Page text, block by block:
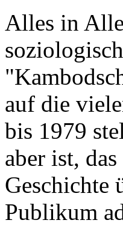
Alles in
auf die
bis 1979
aber ist,
Geschichte
Publikum